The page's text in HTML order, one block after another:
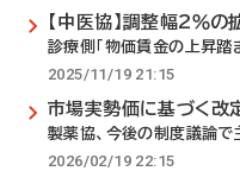
【中医協】調整幅2％の
診療側「物価賃金の上昇踏
2025/11/19 21:15
市場実勢価に基づく改
製薬協、今後の制度議論で
2026/02/19 22:15